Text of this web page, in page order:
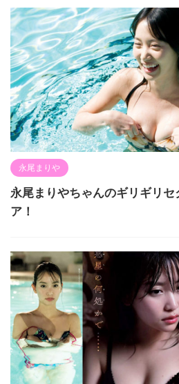
永尾まりや
永尾まりやちゃんのギリギリ
ア！